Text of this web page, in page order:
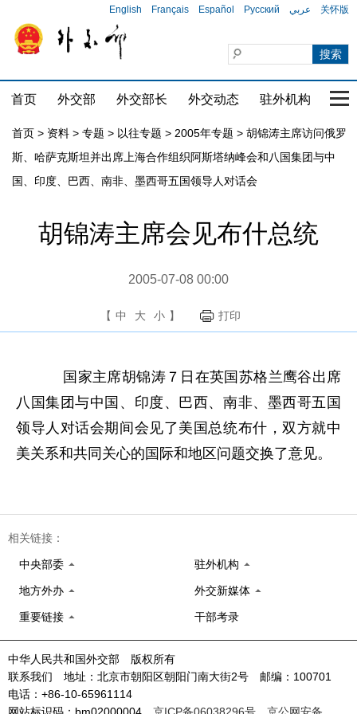
English Français Español Русский عربي 关怀版
首页 外交部 外交部长 外交动态 驻外机构 国
首页 > 资料 > 专题 > 以往专题 > 2005年专题 > 胡锦涛主席访问俄罗
斯、哈萨克斯坦并出席上海合作组织阿斯塔纳峰会和八国集团与中
国、印度、巴西、南非、墨西哥五国领导人对话会
胡锦涛主席会见布什总统
2005-07-08 00:00
【 中 大 小 】 打印
国家主席胡锦涛７日在英国苏格兰鹰谷出席
八国集团与中国、印度、巴西、南非、墨西哥五国
领导人对话会期间会见了美国总统布什，双方就中
美关系和共同关心的国际和地区问题交换了意见。
相关链接：
中央部委 驻外机构
地方外办 外交新媒体
重要链接 干部考录
中华人民共和国外交部 版权所有
联系我们 地址：北京市朝阳区朝阳门南大街2号 邮编：100701
电话：+86-10-65961114